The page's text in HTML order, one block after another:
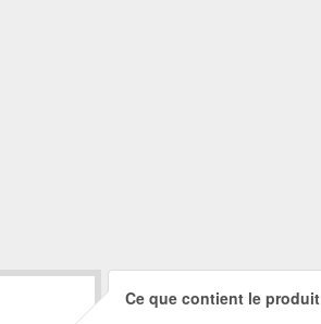
Ce que contient le produit